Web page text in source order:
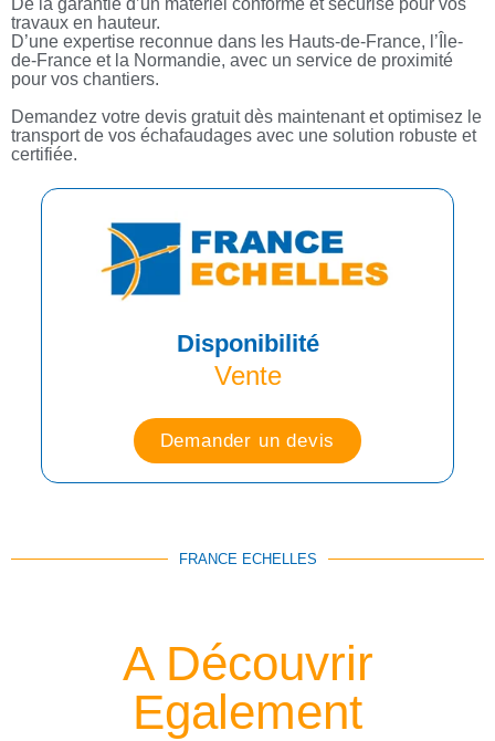
travaux en hauteur.
D’une expertise reconnue dans les Hauts-de-France, l’Île-
de-France et la Normandie, avec un service de proximité
pour vos chantiers.
Demandez votre devis gratuit dès maintenant et optimisez le
transport de vos échafaudages avec une solution robuste et
certifiée.
Disponibilité
Vente
Demander un devis
FRANCE ECHELLES
A Découvrir
Egalement